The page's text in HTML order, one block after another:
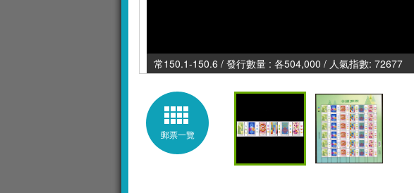
常150.1-150.6 / 發行數量 : 各504,000 / 人氣指數: 72677
郵票一覽